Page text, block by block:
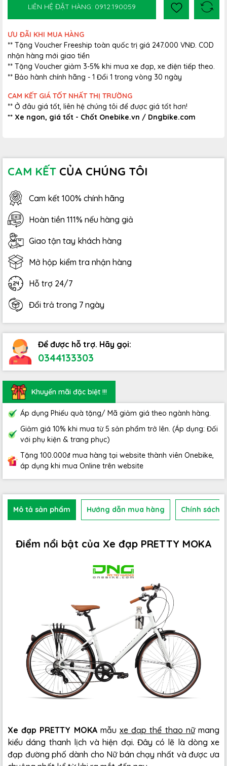
LIÊN HỆ ĐẶT HÀNG: 0912.190059
ƯU ĐÃI KHI MUA HÀNG
** Tặng Voucher Freeship toàn quốc trị giá 247.000 VNĐ. COD
nhận hàng mới giao tiền
** Tặng Voucher giảm 3-5% khi mua xe đạp, xe điện tiếp theo.
** Bảo hành chính hãng - 1 Đổi 1 trong vòng 30 ngày
CAM KẾT GIÁ TỐT NHẤT THỊ TRƯỜNG
** Ở đâu giá tốt, liên hệ chúng tôi để được giá tốt hơn!
** Xe ngon, giá tốt - Chốt Onebike.vn / Dngbike.com
CAM KẾT CỦA CHÚNG TÔI
Cam kết 100% chính hãng
Hoàn tiền 111% nếu hàng giả
Giao tận tay khách hàng
Mở hộp kiểm tra nhận hàng
Hỗ trợ 24/7
Đổi trả trong 7 ngày
Để được hỗ trợ. Hãy gọi:
0344133303
Khuyến mãi đặc biệt !!!
Áp dụng Phiếu quà tặng/ Mã giảm giá theo ngành hàng.
Giảm giá 10% khi mua từ 5 sản phẩm trở lên. (Áp dụng: Đối
với phụ kiện & trang phục)
Tặng 100.000₫ mua hàng tại website thành viên Onebike,
áp dụng khi mua Online trên website
Mô tả sản phẩm Hướng dẫn mua hàng Chính sách
Điểm nổi bật của Xe đạp PRETTY MOKA
Xe đạp PRETTY MOKAmẫuxe đạp thể thao nữmang
kiểu dáng thanh lịch và hiện đại. Đây có lẽ là dòng xe
đạp đường phố dành cho Nữ bán chạy nhất và được ưa